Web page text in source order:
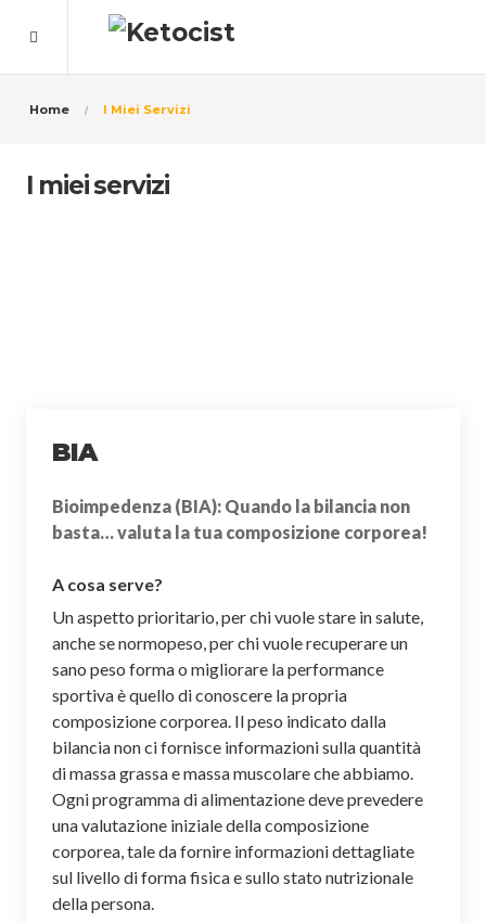
Home I Miei Servizi
I miei servizi
BIA
Bioimpedenza (BIA): Quando la bilancia non
basta… valuta la tua composizione corporea!
A cosa serve?
Un aspetto prioritario, per chi vuole stare in salute,
anche se normopeso, per chi vuole recuperare un
sano peso forma o migliorare la performance
sportiva è quello di conoscere la propria
composizione corporea. Il peso indicato dalla
bilancia non ci fornisce informazioni sulla quantità
di massa grassa e massa muscolare che abbiamo.
Ogni programma di alimentazione deve prevedere
una valutazione iniziale della composizione
corporea, tale da fornire informazioni dettagliate
sul livello di forma fisica e sullo stato nutrizionale
della persona.